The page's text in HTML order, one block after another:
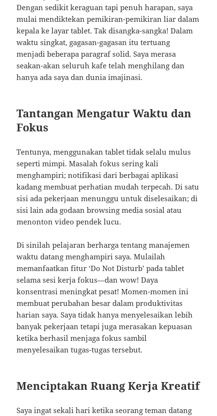
Dengan sedikit keraguan tapi penuh harapan, saya
mulai mendiktekan pemikiran-pemikiran liar dalam
kepala ke layar tablet. Tak disangka-sangka! Dalam
waktu singkat, gagasan-gagasan itu tertuang
menjadi beberapa paragraf solid. Saya merasa
seakan-akan seluruh kafe telah menghilang dan
hanya ada saya dan dunia imajinasi.
Tantangan Mengatur Waktu dan
Fokus
Tentunya, menggunakan tablet tidak selalu mulus
seperti mimpi. Masalah fokus sering kali
menghampiri; notifikasi dari berbagai aplikasi
kadang membuat perhatian mudah terpecah. Di satu
sisi ada pekerjaan menunggu untuk diselesaikan; di
sisi lain ada godaan browsing media sosial atau
menonton video pendek lucu.
Di sinilah pelajaran berharga tentang manajemen
waktu datang menghampiri saya. Mulailah
memanfaatkan fitur ‘Do Not Disturb’ pada tablet
selama sesi kerja fokus—dan wow! Daya
konsentrasi meningkat pesat! Momen-momen ini
membuat perubahan besar dalam produktivitas
harian saya. Saya tidak hanya menyelesaikan lebih
banyak pekerjaan tetapi juga merasakan kepuasan
ketika berhasil menjaga fokus sambil
menyelesaikan tugas-tugas tersebut.
Menciptakan Ruang Kerja Kreatif
Saya ingat sekali hari ketika seorang teman datang